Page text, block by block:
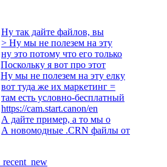
Ну так дайте файлов, вы
> Ну мы не полезем на эту
ну это потому что его только
Поскольку я вот про этот
Ну мы не полезем на эту елку
вот туда же их маркетинг =
там есть условно-бесплатный
https://cam.start.canon/en
А дайте пример, а то мы о
А новомодные .CRN файлы от